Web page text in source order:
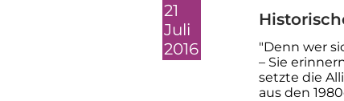
21
Juli
2016
"Denn wer
– Sie
setzte die
aus den